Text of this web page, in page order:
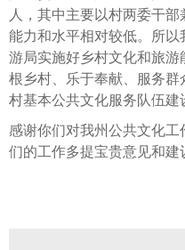
人，其中主要以村两委干
能力和水平相对较低。所
游局实施好乡村文化和旅
根乡村、乐于奉献、服务
村基本公共文化服务队伍建
感谢你们对我州公共文化
们的工作多提宝贵意见和建